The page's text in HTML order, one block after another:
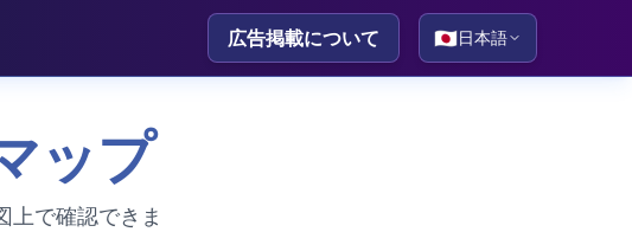
広告掲載について 🇯🇵日本語
ップ
上で確認できま